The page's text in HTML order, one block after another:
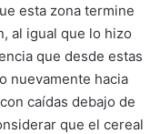
esta zona termine
al igual que lo hizo
que desde estas
nuevamente hacia
caídas debajo de
que el cereal